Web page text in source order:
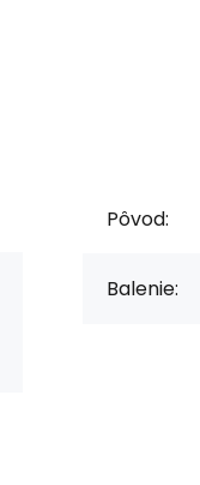
Pôvod:
Balenie: